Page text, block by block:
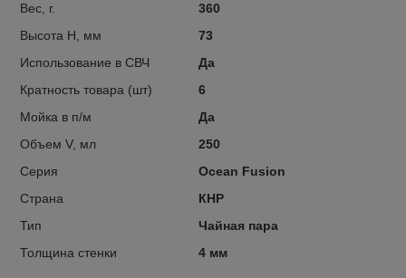
Вес, г.
360
Высота H, мм
73
Использование в СВЧ
Да
Кратность товара (шт)
6
Мойка в п/м
Да
Объем V, мл
250
Серия
Ocean Fusion
Страна
КНР
Тип
Чайная пара
Толщина стенки
4 мм